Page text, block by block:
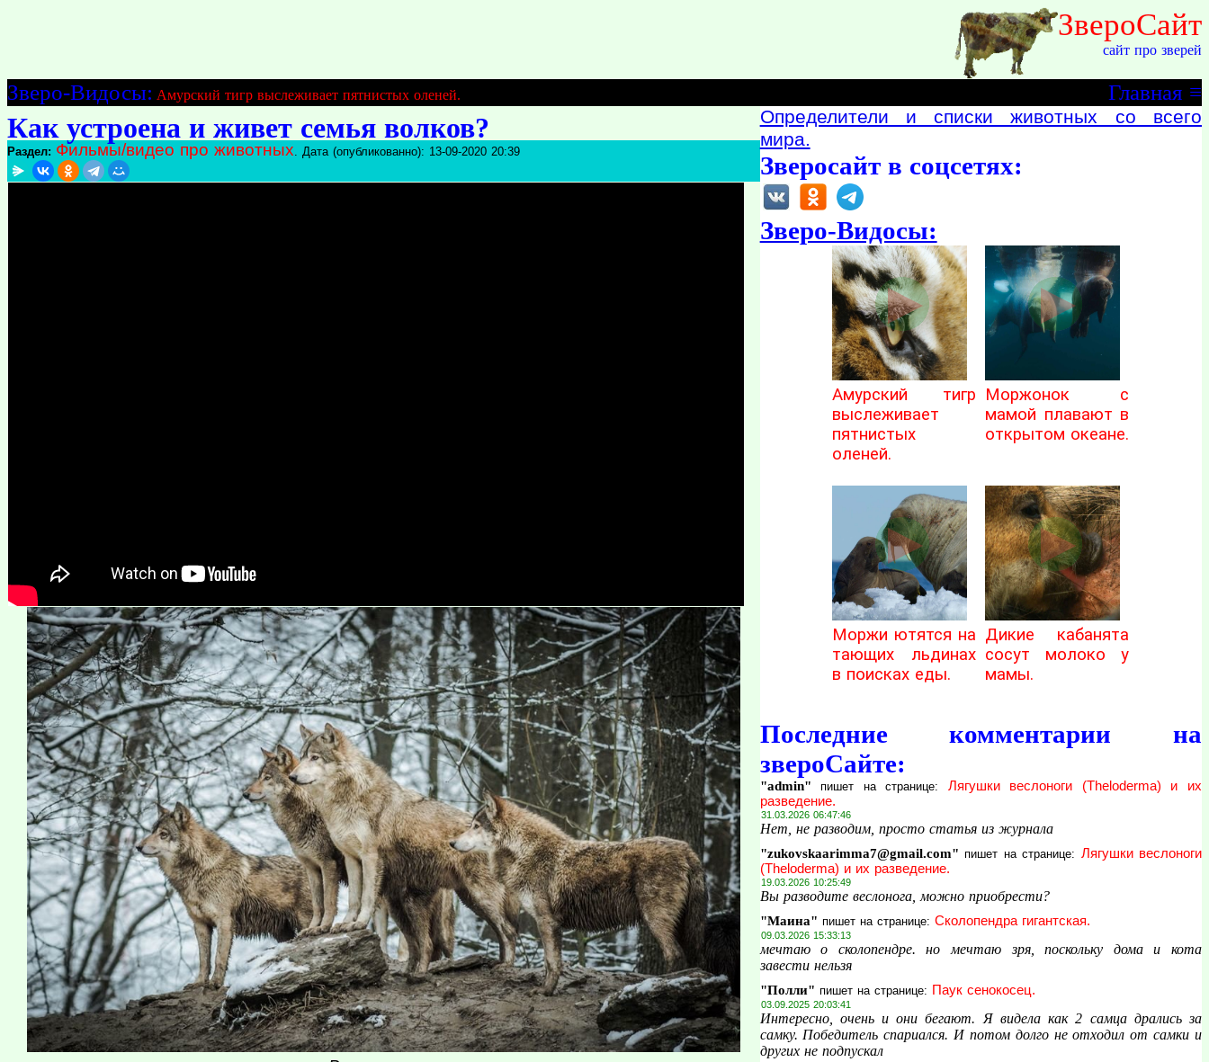
ЗвероСайт
сайт про зверей
≡
Главная
Зверо-Видосы: Амурский тигр выслеживает пятнистых оленей.
Как устроена и живет семья волков?
Раздел: Фильмы/видео про животных. Дата (опубликованно): 13-09-2020 20:39
Определители и списки животных со всего
мира.
Зверосайт в соцсетях:
Зверо-Видосы:
Амурский тигр
выслеживает
пятнистых
оленей.
Моржонок с
мамой плавают в
открытом океане.
Моржи ютятся на
тающих льдинах
в поисках еды.
Дикие кабанята
сосут молоко у
мамы.
Последние комментарии на
звероСайте:
"admin" пишет на странице: Лягушки веслоноги (Theloderma) и их
разведение.
31.03.2026 06:47:46
Нет, не разводим, просто статья из журнала
"zukovskaarimma7@gmail.com" пишет на странице: Лягушки веслоноги
(Theloderma) и их разведение.
19.03.2026 10:25:49
Вы разводите веслонога, можно приобрести?
"Маина" пишет на странице: Сколопендра гигантская.
09.03.2026 15:33:13
мечтаю о сколопендре. но мечтаю зря, поскольку дома и кота
завести нельзя
"Полли" пишет на странице: Паук сенокосец.
03.09.2025 20:03:41
Интересно, очень и они бегают. Я видела как 2 самца дрались за
самку. Победитель спариался. И потом долго не отходил от самки и
других не подпускал